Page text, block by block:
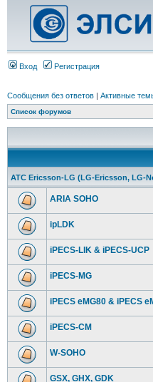
Вход Регистрация
Сообщения без ответов | Активные
Список форумов
АТС Ericsson-LG (LG-Ericsson, LG-
ARIA SOHO
ipLDK
iPECS-LIK & iPECS-UCP
iPECS-MG
iPECS eMG80 & iPECS
iPECS-CM
W-SOHO
GSX, GHX, GDK